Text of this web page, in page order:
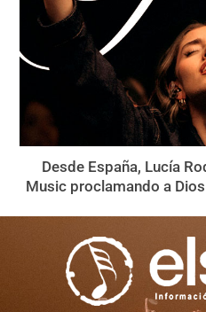
Desde España, Lucía
Music proclamando a Dios